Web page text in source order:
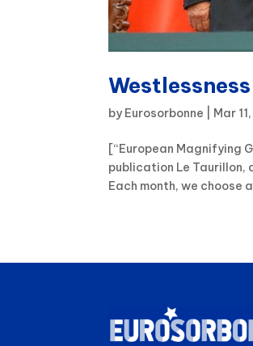
by Eurosorbonne Mar
[“European Magnifying
publication Le Taurillon,
Each month, we choose